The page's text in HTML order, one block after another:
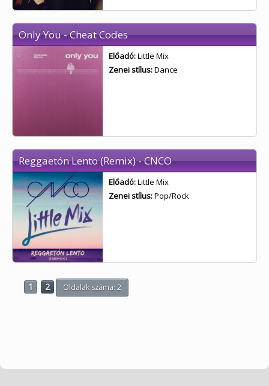
Only You - Cheat Codes
Előadó:Little Mix
Zenei stílus:Dance
Reggaetón Lento (Remix) - CNCO
Előadó:Little Mix
Zenei stílus:Pop/Rock
1 2 Oldalak száma: 2